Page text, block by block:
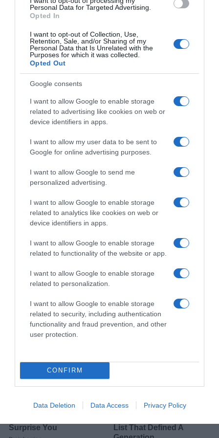
Personal Data for Targeted Advertising.
Opted In
I want to opt-out of Collection, Use,
Retention, Sale, and/or Sharing of my
Personal Data that Is Unrelated with the
Purposes for which it was collected.
Opted Out
Google consents
I want to allow Google to enable storage
related to advertising like cookies on web or
device identifiers in apps.
I want to allow my user data to be sent to
Google for online advertising purposes.
I want to allow Google to send me
personalized advertising.
I want to allow Google to enable storage
related to analytics like cookies on web or
device identifiers in apps.
I want to allow Google to enable storage
related to functionality of the website or app.
I want to allow Google to enable storage
related to personalization.
I want to allow Google to enable storage
related to security, including authentication
functionality and fraud prevention, and other
user protection.
CONFIRM
Data Deletion Data Access Privacy Policy
direktor József Váradi istakao je da bilježe veoma snažan
oporavak tržišta poput Turske, Egipta i Kipra, koja su bila
pogođena prvenstveno zato što su ih putnici doživljavali kao
previše blizu područja sukoba. “Neka od tih tržišta su se sada
gotovo potpuno oporavila”, rekao je Váradi.
šoka izazvanog geopolitičkim tenzijama na Bliskom istoku.
Izvor: Forbes Slovenija / Financial Times